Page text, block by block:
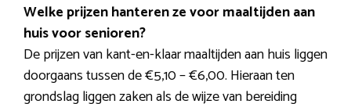
Welke prijzen hanteren ze voor maaltijden aan
huis voor senioren?
De prijzen van kant-en-klaar maaltijden aan huis liggen
doorgaans tussen de €5,10 – €6,00. Hieraan ten
grondslag liggen zaken als de wijze van bereiding